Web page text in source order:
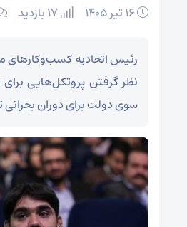
رئیس اتحادیه کسب‌وکارهای
نظر گرفتن پروتکل‌هایی برای
سوی دولت برای دوران